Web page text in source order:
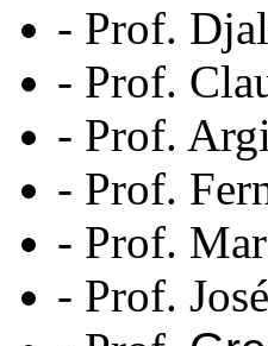
- Prof.
- Prof.
- Prof.
- Prof.
- Prof.
- Prof.